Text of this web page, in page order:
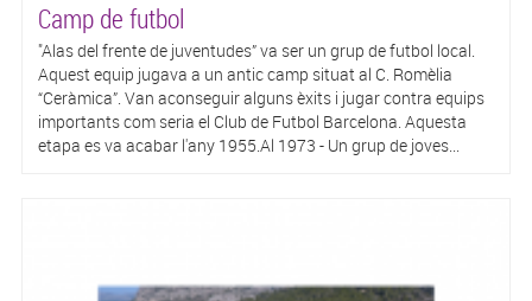
Camp de futbol
"Alas del frente de juventudes” va ser un grup de futbol local.
Aquest equip jugava a un antic camp situat al C. Romèlia
“Ceràmica”. Van aconseguir alguns èxits i jugar contra equips
importants com seria el Club de Futbol Barcelona. Aquesta
etapa es va acabar l'any 1955.Al 1973 - Un grup de joves...